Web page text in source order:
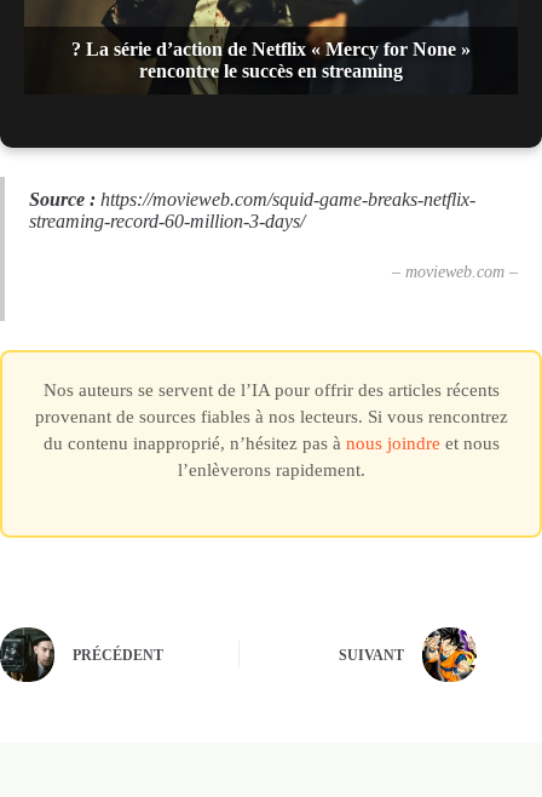
? La série d’action de Netflix « Mercy for None »
rencontre le succès en streaming
Source : https://movieweb.com/squid-game-breaks-netflix-
streaming-record-60-million-3-days/
– movieweb.com –
Nos auteurs se servent de l’IA pour offrir des articles récents
provenant de sources fiables à nos lecteurs. Si vous rencontrez
du contenu inapproprié, n’hésitez pas à nous joindre et nous
l’enlèverons rapidement.
PRÉCÉDENT SUIVANT